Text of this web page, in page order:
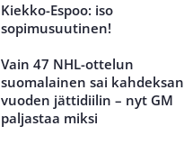
Kiekko-Espoo: iso
sopimusuutinen!
Vain 47 NHL-ottelun
suomalainen sai kahdeksan
vuoden jättidiilin – nyt GM
paljastaa miksi